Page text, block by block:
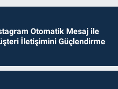
Otomatik Mesaj ile
İletişimini Güçlendirme